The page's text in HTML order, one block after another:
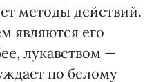
методы действий.
являются его
лукавством —
по белому